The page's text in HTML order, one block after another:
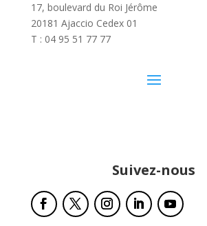
17, boulevard du Roi Jérôme
20181 Ajaccio Cedex 01
T : 04 95 51 77 77
Suivez-nous